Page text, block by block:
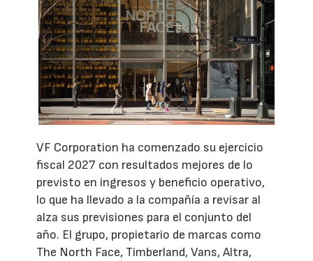
VF Corporation ha comenzado su ejercicio
fiscal 2027 con resultados mejores de lo
previsto en ingresos y beneficio operativo,
lo que ha llevado a la compañía a revisar al
alza sus previsiones para el conjunto del
año. El grupo, propietario de marcas como
The North Face, Timberland, Vans, Altra,